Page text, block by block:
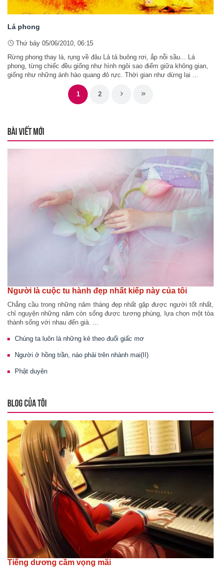
Lá phong
Thứ bảy 05/06/2010, 06:15
Rừng phong thay lá, rụng về đâu Lả tả buông rơi, ắp nỗi sầu... Lá
phong, từng chiếc đều giống như hình ngôi sao điểm giữa không gian,
giống như những ánh hào quang đỏ rực. Thời gian như dừng lại ...
1 2
BÀI VIẾT MỚI
Người là cuộc tu hành đẹp nhất kiếp này của tôi
Chẳng cầu trong những năm tháng đẹp nhất gặp được người tốt nhất,
chỉ nguyện những năm còn sống được tương phùng, lựa chọn một tòa
thành sống với nhau đến già. ...
Chúng ta luôn là những kẻ theo đuổi giấc mơ
Người ở hồng trần, nào phải trên nhành mai(II)
Phật duyên
BLOG CỦA TÔI
Tiếng dương cầm vọng mãi